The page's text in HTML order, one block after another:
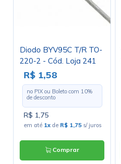
Diodo BYV95C T/R TO-
220-2 - Cód. Loja 241
R$ 1,58
no PIX ou Boleto com 10%
de desconto
R$ 1,75
em até 1x de R$ 1,75 s/ juros
Comprar